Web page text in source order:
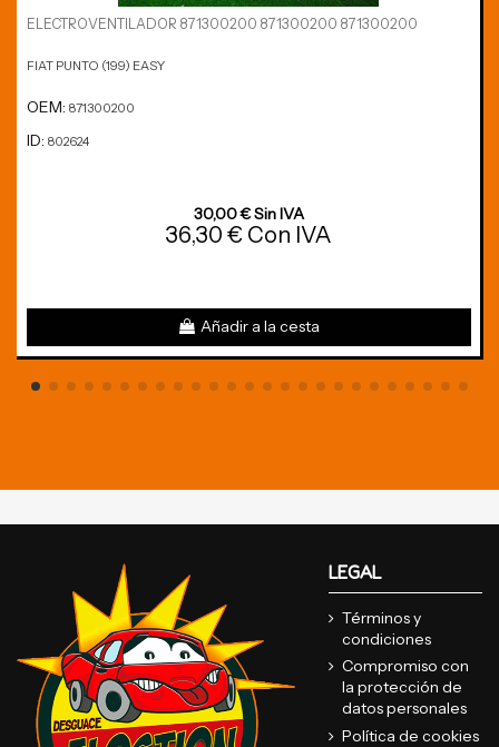
ELECTROVENTILADOR 871300200 871300200 871300200
FIAT PUNTO (199) EASY
OEM: 871300200
ID: 802624
30,00 € Sin IVA
36,30 € Con IVA
Añadir a la cesta
LEGAL
Términos y
condiciones
Compromiso con
la protección de
datos personales
Política de cookies